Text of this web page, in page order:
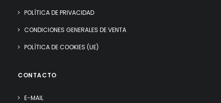
POLÍTICA DE PRIVACIDAD
CONDICIONES GENERALES DE VENTA
POLÍTICA DE COOKIES (UE)
CONTACTO
E-MAIL